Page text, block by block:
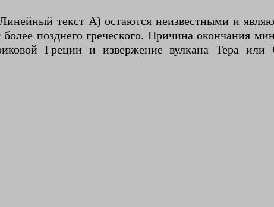
текст A) остаются неизвестными и
позднего греческого. Причина окончания
Греции и извержение вулкана Тера